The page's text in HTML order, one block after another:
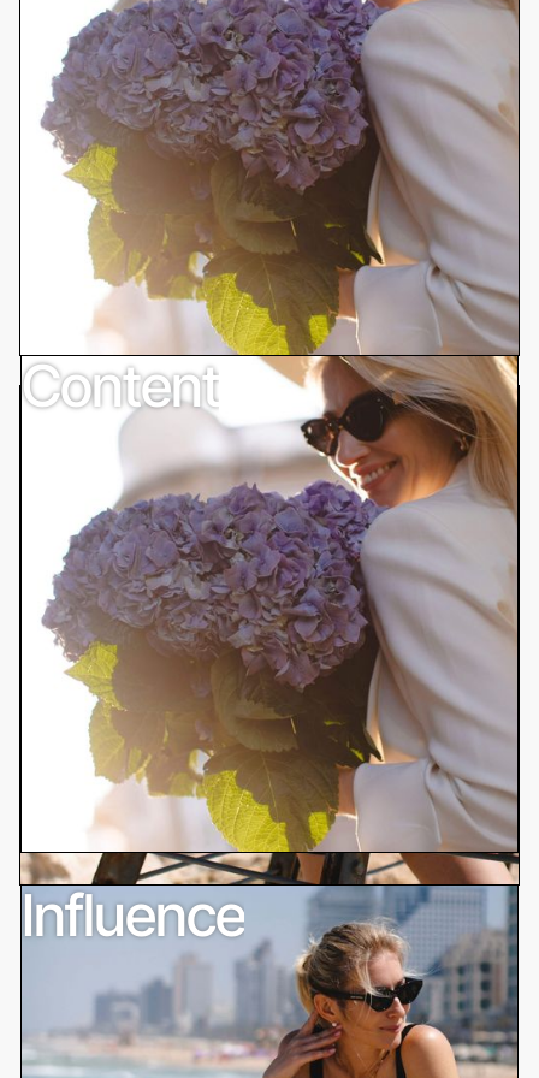
Content
Influence